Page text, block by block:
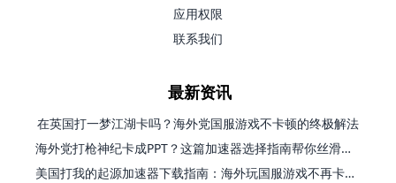
应用权限
联系我们
最新资讯
在英国打一梦江湖卡吗？海外党国服游戏不卡顿的终极解法
海外党打枪神纪卡成PPT？这篇加速器选择指南帮你丝滑上分
美国打我的起源加速器下载指南：海外玩国服游戏不再卡的终极方案